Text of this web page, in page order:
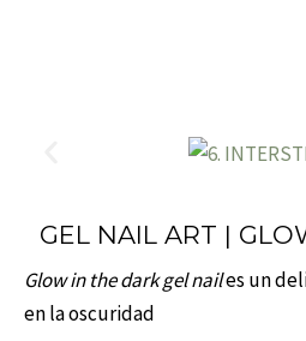
GEL NAIL ART |
Glow in the dark gel nailes un
en la oscuridad